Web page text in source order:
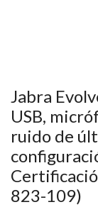
Jabra
USB,
ruido de
823-109)